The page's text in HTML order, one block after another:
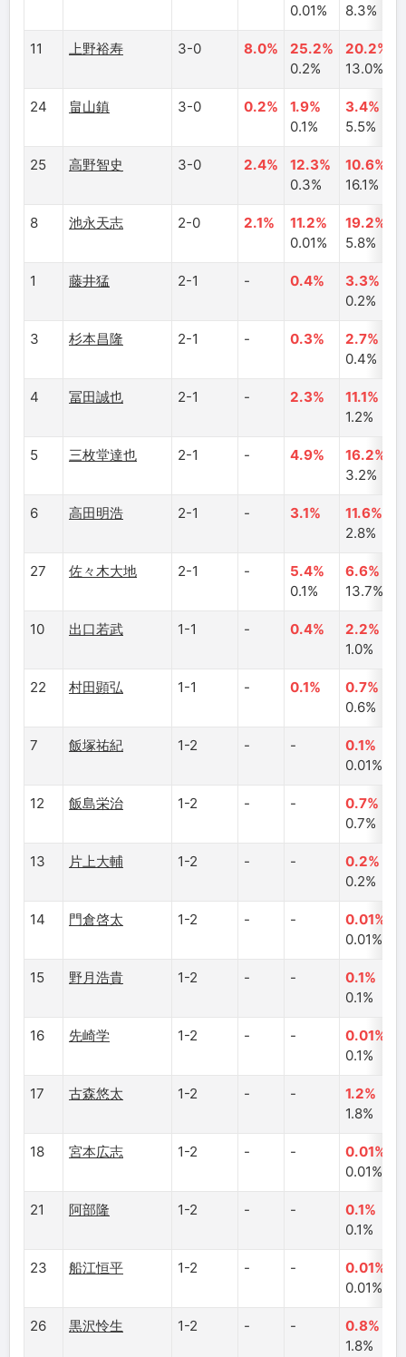
0.01%
8.3%
11 上野裕寿 3-0 8.0%
25.2%
0.2%
20.2%
13.0%
24 畠山鎮 3-0 0.2%
1.9%
0.1%
3.4%
5.5%
25 高野智史 3-0 2.4%
12.3%
0.3%
10.6%
16.1%
8 池永天志 2-0 2.1%
11.2%
0.01%
19.2%
5.8%
1 藤井猛 2-1 - 0.4%
3.3%
0.2%
3 杉本昌隆 2-1 - 0.3%
2.7%
0.4%
4 冨田誠也 2-1 - 2.3%
11.1%
1.2%
5 三枚堂達也 2-1 - 4.9%
16.2%
3.2%
6 高田明浩 2-1 - 3.1%
11.6%
2.8%
27 佐々木大地 2-1 -
5.4%
0.1%
6.6%
13.7%
10 出口若武 1-1 - 0.4%
2.2%
1.0%
22 村田顕弘 1-1 - 0.1%
0.7%
0.6%
7 飯塚祐紀 1-2 - -
0.1%
0.01%
12 飯島栄治 1-2 - -
0.7%
0.7%
13 片上大輔 1-2 - -
0.2%
0.2%
14 門倉啓太 1-2 - -
0.01%
0.01%
15 野月浩貴 1-2 - -
0.1%
0.1%
16 先崎学 1-2 - -
0.01%
0.1%
17 古森悠太 1-2 - -
1.2%
1.8%
18 宮本広志 1-2 - -
0.01%
0.01%
21 阿部隆 1-2 - -
0.1%
0.1%
23 船江恒平 1-2 - -
0.01%
0.01%
26 黒沢怜生 1-2 - -
0.8%
1.8%